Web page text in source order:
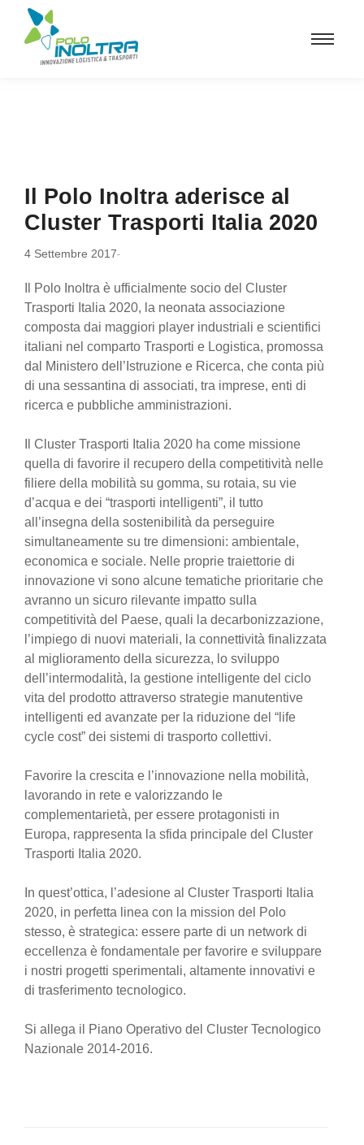
Il Polo Inoltra aderisce al
Cluster Trasporti Italia 2020
4 Settembre 2017-
Il Polo Inoltra è ufficialmente socio del Cluster
Trasporti Italia 2020, la neonata associazione
composta dai maggiori player industriali e scientifici
italiani nel comparto Trasporti e Logistica, promossa
dal Ministero dell’Istruzione e Ricerca, che conta più
di una sessantina di associati, tra imprese, enti di
ricerca e pubbliche amministrazioni.
Il Cluster Trasporti Italia 2020 ha come missione
quella di favorire il recupero della competitività nelle
filiere della mobilità su gomma, su rotaia, su vie
d’acqua e dei “trasporti intelligenti”, il tutto
all’insegna della sostenibilità da perseguire
simultaneamente su tre dimensioni: ambientale,
economica e sociale. Nelle proprie traiettorie di
innovazione vi sono alcune tematiche prioritarie che
avranno un sicuro rilevante impatto sulla
competitività del Paese, quali la decarbonizzazione,
l’impiego di nuovi materiali, la connettività finalizzata
al miglioramento della sicurezza, lo sviluppo
dell’intermodalità, la gestione intelligente del ciclo
vita del prodotto attraverso strategie manutentive
intelligenti ed avanzate per la riduzione del “life
cycle cost” dei sistemi di trasporto collettivi.
Favorire la crescita e l’innovazione nella mobilità,
lavorando in rete e valorizzando le
complementarietà, per essere protagonisti in
Europa, rappresenta la sfida principale del Cluster
Trasporti Italia 2020.
In quest’ottica, l’adesione al Cluster Trasporti Italia
2020, in perfetta linea con la mission del Polo
stesso, è strategica: essere parte di un network di
eccellenza è fondamentale per favorire e sviluppare
i nostri progetti sperimentali, altamente innovativi e
di trasferimento tecnologico.
Si allega il Piano Operativo del Cluster Tecnologico
Nazionale 2014-2016.